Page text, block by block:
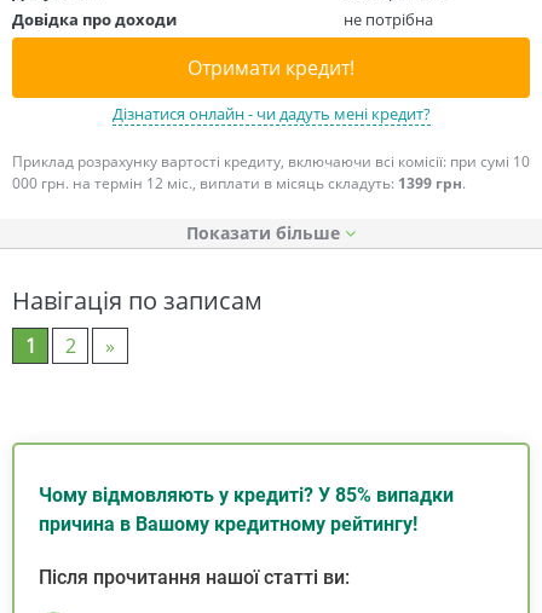
Довідка про доходи
не потрібна
Отримати кредит!
Дізнатися онлайн - чи дадуть мені кредит?
Приклад розрахунку вартості кредиту, включаючи всі комісії: при сумі 10
000 грн. на термін 12 міс., виплати в місяць складуть: 1399 грн.
Показати
Навігація по записам
1 2 »
Чому відмовляють у кредиті? У 85% випадки
причина в Вашому кредитному рейтингу!
Після прочитання нашої статті ви: